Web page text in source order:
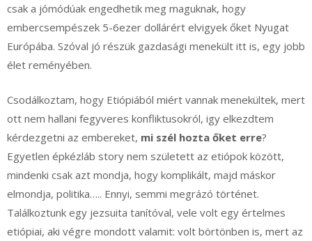
csak a jómódúak engedhetik meg maguknak, hogy
embercsempészek 5-6ezer dollárért elvigyek őket Nyugat
Európába. Szóval jó részük gazdasági menekült itt is, egy jobb
élet reményében.
Csodálkoztam, hogy Etiópiából miért vannak menekültek, mert
ott nem hallani fegyveres konfliktusokról, igy elkezdtem
kérdezgetni az embereket, mi szél hozta őket erre?
Egyetlen épkézláb story nem született az etiópok között,
mindenki csak azt mondja, hogy komplikált, majd máskor
elmondja, politika….. Ennyi, semmi megrázó történet.
Találkoztunk egy jezsuita tanítóval, vele volt egy értelmes
etiópiai, aki végre mondott valamit: volt börtönben is, mert az